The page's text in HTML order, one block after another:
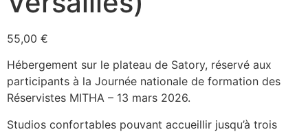
55,00 €
Hébergement sur le plateau de Satory, réservé aux
participants à la Journée nationale de formation des
Réservistes MITHA – 13 mars 2026.
Studios confortables pouvant accueillir jusqu’à trois